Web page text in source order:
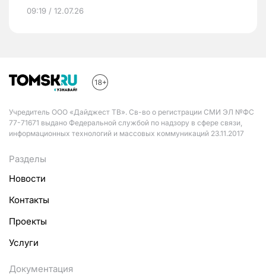
09:19 / 12.07.26
Учредитель ООО «Дайджест ТВ». Св-во о регистрации СМИ ЭЛ №ФС
77-71671 выдано Федеральной службой по надзору в сфере связи,
информационных технологий и массовых коммуникаций 23.11.2017
Разделы
Новости
Контакты
Проекты
Услуги
Документация